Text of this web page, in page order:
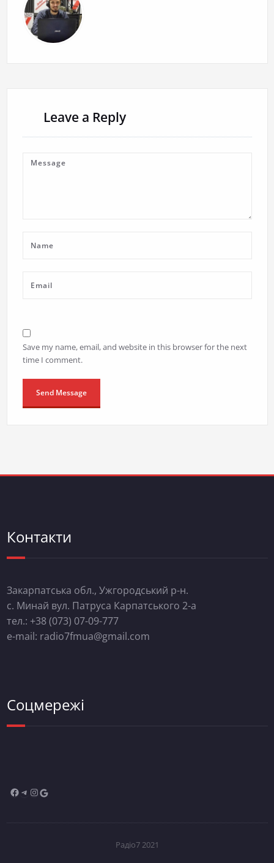
Leave a Reply
Save my name, email, and website in this browser for the next
time I comment.
Контакти
Закарпатська обл., Ужгородський р-н.
с. Минай вул. Патруса Карпатського 2-а
тел.: +38 (073) 07-09-777
e-mail: radio7fmua@gmail.com
Соцмережі
Радіо7 2021